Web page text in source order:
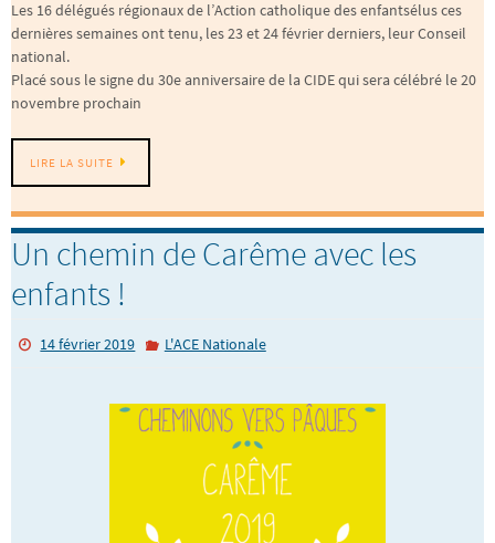
Les 16 délégués régionaux de l’Action catholique des enfantsélus ces
dernières semaines ont tenu, les 23 et 24 février derniers, leur Conseil
national.
Placé sous le signe du 30e anniversaire de la CIDE qui sera célébré le 20
novembre prochain
LIRE LA SUITE
Un chemin de Carême avec les
enfants !
14 février 2019 L'ACE Nationale